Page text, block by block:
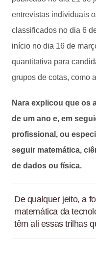
entrevistas individuais
classificados no dia 6
início no dia 16 de
quantitativa para
grupos de cotas, como
Nara explicou que os
de um ano e, em
profissional, ou
seguir matemática,
de dados ou física.
De qualquer jeito, a
matemática da
têm ali essas trilhas